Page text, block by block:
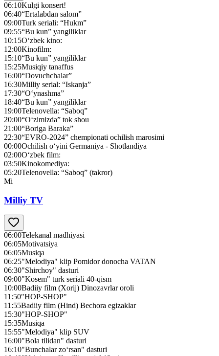
06:10Kulgi konsert!
06:40“Ertalabdan salom”
09:00Turk seriali: “Hukm”
09:55“Bu kun” yangiliklar
10:15O‘zbek kino:
12:00Kinofilm:
15:10“Bu kun” yangiliklar
15:25Musiqiy tanaffus
16:00“Dovuchchalar”
16:30Milliy serial: “Iskanja”
17:30“O‘ynashma”
18:40“Bu kun” yangiliklar
19:00Telenovella: “Saboq”
20:00“O‘zimizda” tok shou
21:00“Boriga Baraka”
22:30“EVRO-2024” chempionati ochilish marosimi
00:00Оchilish o‘yini Germaniya - Shotlandiya
02:00O‘zbek film:
03:50Kinokomediya:
05:20Telenovella: “Saboq” (takror)
Mi
Milliy TV
06:00Telekanal madhiyasi
06:05Motivatsiya
06:05Musiqa
06:25"Melodiya" klip Pomidor donocha VATAN
06:30"Shirchoy" dasturi
09:00"Kosem" turk seriali 40-qism
10:00Badiiy film (Xorij) Dinozavrlar oroli
11:50"HOP-SHOP"
11:55Badiiy film (Hind) Bechora egizaklar
15:30"HOP-SHOP"
15:35Musiqa
15:55"Melodiya" klip SUV
16:00"Bola tilidan" dasturi
16:10"Bunchalar zo‘rsan" dasturi